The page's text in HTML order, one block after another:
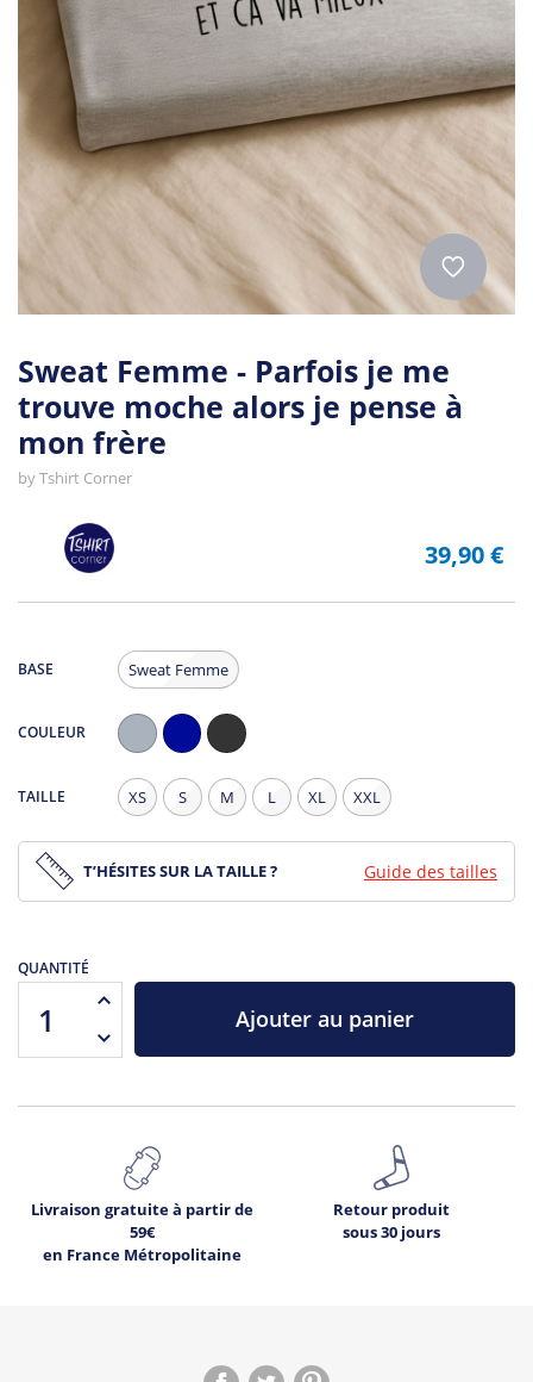
Sweat Femme - Parfois je me
trouve moche alors je pense à
mon frère
byTshirt Corner
39,90 €
BASE Sweat Femme
COULEUR
Chiné
Chiné
TAILLE XS S M L XL XXL
T’HÉSITES SUR LA TAILLE ? Guide des tailles
QUANTITÉ
Ajouter au panier
Livraison gratuite à partir de
59€
en France Métropolitaine
Retour produit
sous 30 jours